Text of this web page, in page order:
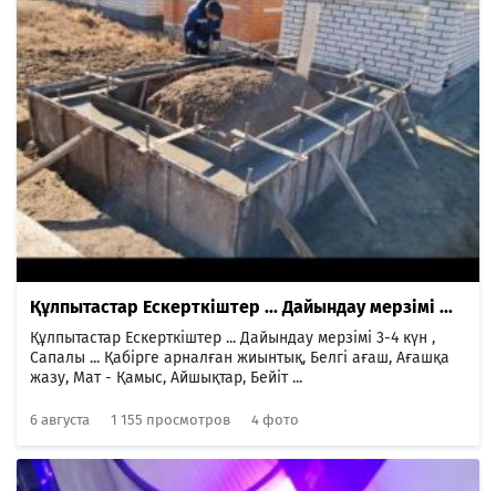
Құлпытастар Ескерткіштер ... Дайындау мерзімі ...
Құлпытастар Ескерткіштер ... Дайындау мерзімі 3-4 күн ,
Сапалы ... Қабірге арналған жиынтық, Белгі ағаш, Ағашқа
жазу, Мат - Қамыс, Айшықтар, Бейіт ...
6 августа 1 155 просмотров 4 фото